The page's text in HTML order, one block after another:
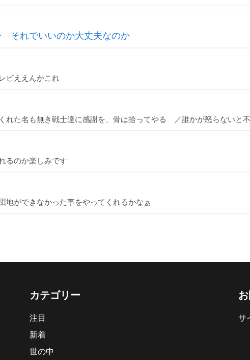
それでいいのか大丈夫なのか
ビええんかこれ
れた名も無き戦士達に感謝を、骨は拾ってやる ／誰かが怒らないと
るのか楽しみです
地ができなかった事をやってくれるかなぁ
カテゴリー
注目
新着
世の中
サ